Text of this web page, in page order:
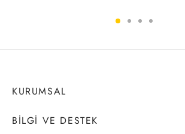
KURUMSAL
BILGI VE DESTEK